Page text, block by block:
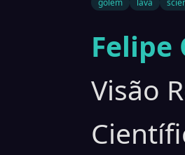
golem lava
Felipe
Visão